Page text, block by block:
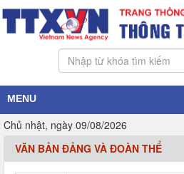
MENU
Chủ nhật, ngày 09/08/2026
VĂN BẢN ĐẢNG VÀ ĐOÀN THỂ